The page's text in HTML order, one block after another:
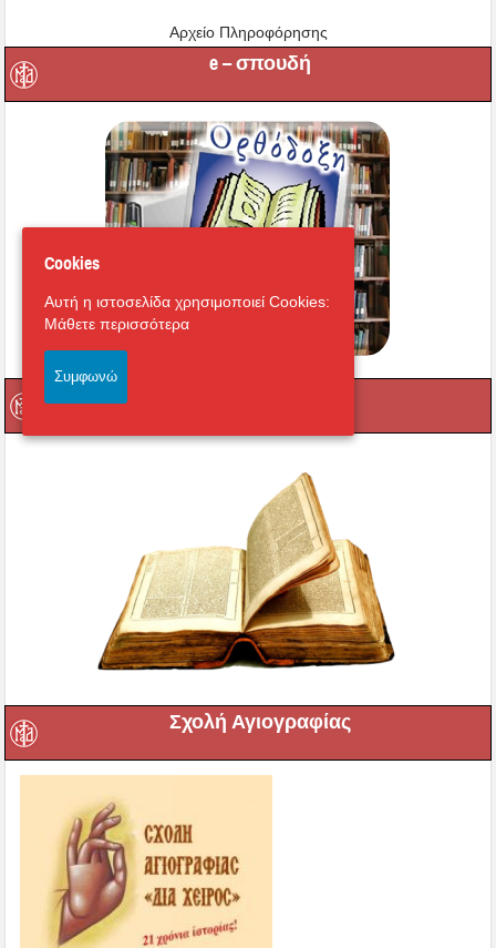
Αρχείο Πληροφόρησης
e – σπουδή
Σχολή Αγιογραφίας
Cookies
Αυτή η ιστοσελίδα χρησιμοποιεί Cookies:
Μάθετε περισσότερα
Συμφωνώ